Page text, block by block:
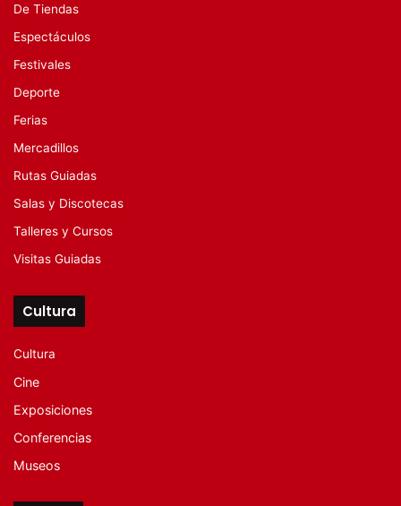
De Tiendas
Espectáculos
Festivales
Deporte
Ferias
Mercadillos
Rutas Guiadas
Salas y Discotecas
Talleres y Cursos
Visitas Guiadas
Cultura
Cultura
Cine
Exposiciones
Conferencias
Museos